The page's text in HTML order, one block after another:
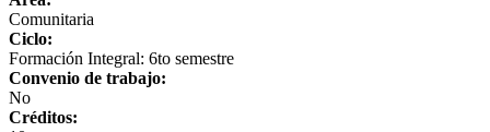
Comunitaria
Ciclo:
Formación Integral: 6to semestre
Convenio de trabajo:
No
Créditos: